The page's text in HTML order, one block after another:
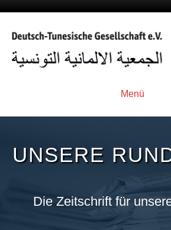
Menü
UNSERE
Die Zeitschrift für